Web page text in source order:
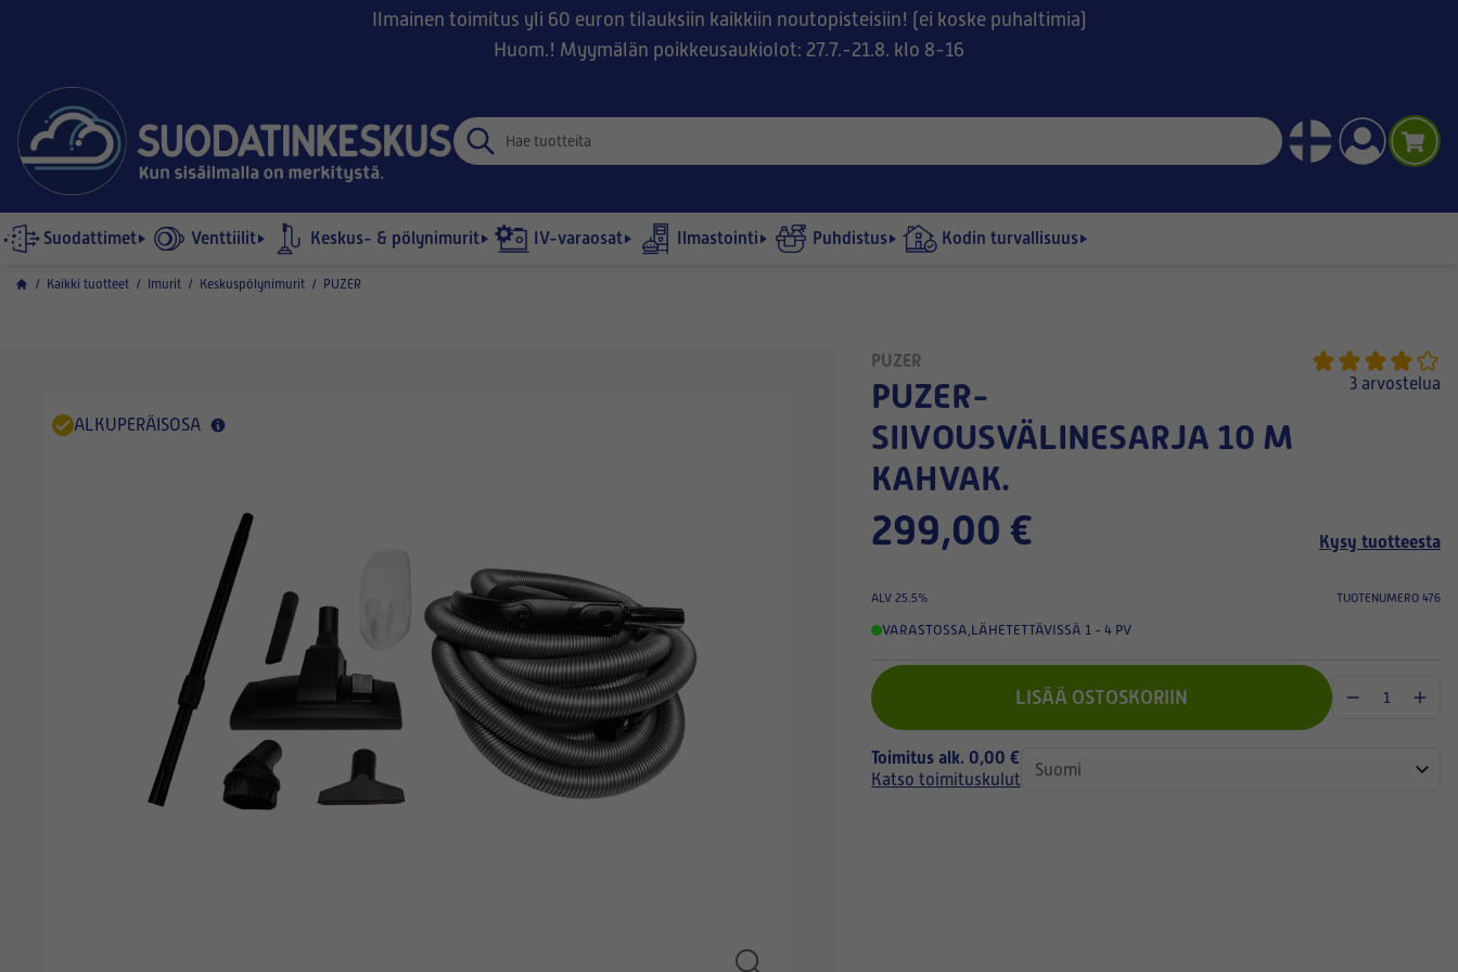
Ilmainen toimitus yli 60 euron tilauksiin kaikkiin noutopisteisiin! (ei koske puhaltimia)
Huom.! Myymälän poikkeusaukiolot: 27.7.-21.8. klo 8-16
Suodattimet Venttiilit Keskus- & pölynimurit IV-varaosat Ilmastointi Puhdistus Kodin turvallisuus
/ Kaikki tuotteet / Imurit / Keskuspölynimurit / PUZER
ALKUPERÄISOSA
PUZER
PUZER-
SIIVOUSVÄLINESARJA 10 M
KAHVAK.
3 arvostelua
299,00 € Kysy tuotteesta
ALV 25.5% TUOTENUMERO 476
VARASTOSSA,LÄHETETTÄVISSÄ 1 - 4 PV
LISÄÄ OSTOSKORIIN
Toimitus alk. 0,00 €
Katso toimituskulut